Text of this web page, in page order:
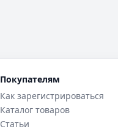
Покупателям
Как зарегистрироваться
Каталог товаров
Статьи